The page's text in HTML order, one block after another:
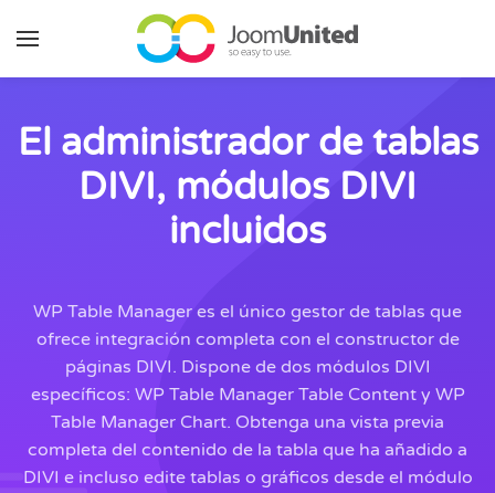
Saltar al contenido principal
El administrador de tablas
DIVI, módulos DIVI
incluidos
WP Table Manager es el único gestor de tablas que
ofrece integración completa con el constructor de
páginas DIVI. Dispone de dos módulos DIVI
específicos: WP Table Manager Table Content y WP
Table Manager Chart. Obtenga una vista previa
completa del contenido de la tabla que ha añadido a
DIVI e incluso edite tablas o gráficos desde el módulo